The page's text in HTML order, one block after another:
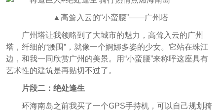
▲高耸入云的“小蛮腰”——广州塔
广州塔让我领略到了大城市的魅力，高耸入云的广州
塔，纤细的“腰围”，就像一个婀娜多姿的少女。它站在珠江
边，和我一同欣赏广州的美景。用“小蛮腰”来称呼这座具有
艺术性的建筑是再贴切不过了。
片段二：绝处逢生
环海南岛之前我买了一个GPS手持机，可以自己规划骑